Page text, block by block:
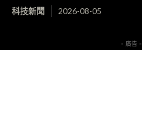
科技新聞 2026-08-05
- 廣告 -